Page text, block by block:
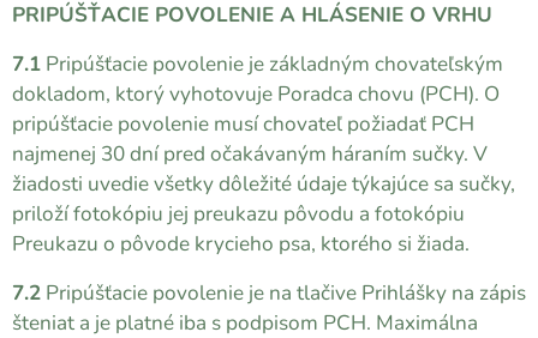
PRIPÚŠŤACIE POVOLENIE A HLÁSENIE O VRHU
7.1 Pripúšťacie povolenie je základným chovateľským
dokladom, ktorý vyhotovuje Poradca chovu (PCH). O
pripúšťacie povolenie musí chovateľ požiadať PCH
najmenej 30 dní pred očakávaným háraním sučky. V
žiadosti uvedie všetky dôležité údaje týkajúce sa sučky,
priloží fotokópiu jej preukazu pôvodu a fotokópiu
Preukazu o pôvode krycieho psa, ktorého si žiada.
7.2 Pripúšťacie povolenie je na tlačive Prihlášky na zápis
šteniat a je platné iba s podpisom PCH. Maximálna